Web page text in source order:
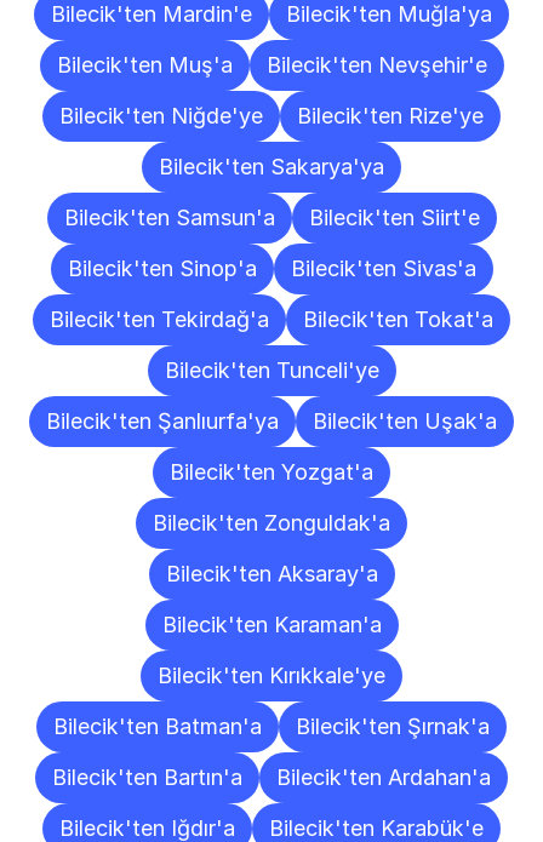
Bilecik'ten Mardin'e
Bilecik'ten Muğla'ya
Bilecik'ten Muş'a
Bilecik'ten Nevşehir'e
Bilecik'ten Niğde'ye
Bilecik'ten Rize'ye
Bilecik'ten Sakarya'ya
Bilecik'ten Samsun'a
Bilecik'ten Siirt'e
Bilecik'ten Sinop'a
Bilecik'ten Sivas'a
Bilecik'ten Tekirdağ'a
Bilecik'ten Tokat'a
Bilecik'ten Tunceli'ye
Bilecik'ten Şanlıurfa'ya
Bilecik'ten Uşak'a
Bilecik'ten Yozgat'a
Bilecik'ten Zonguldak'a
Bilecik'ten Aksaray'a
Bilecik'ten Karaman'a
Bilecik'ten Kırıkkale'ye
Bilecik'ten Batman'a
Bilecik'ten Şırnak'a
Bilecik'ten Bartın'a
Bilecik'ten Ardahan'a
Bilecik'ten Iğdır'a
Bilecik'ten Karabük'e